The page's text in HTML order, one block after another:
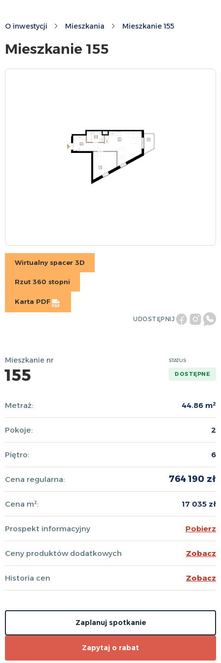
O inwestycji Mieszkania Mieszkanie 155
Mieszkanie 155
Wirtualny spacer 3D
Rzut 360 stopni
Karta PDF
UDOSTĘPNIJ
Mieszkanie nr
155
STATUS
DOSTĘPNE
Metraż: 44.86 m²
Pokoje: 2
Piętro: 6
Cena regularna: 764 190 zł
Cena m²: 17 035 zł
Prospekt informacyjny Pobierz
Ceny produktów dodatkowych Zobacz
Historia cen Zobacz
Zaplanuj spotkanie
Zapytaj o rabat